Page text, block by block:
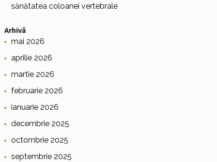
sănătatea coloanei vertebrale
Arhivă
mai 2026
aprilie 2026
martie 2026
februarie 2026
ianuarie 2026
decembrie 2025
octombrie 2025
septembrie 2025